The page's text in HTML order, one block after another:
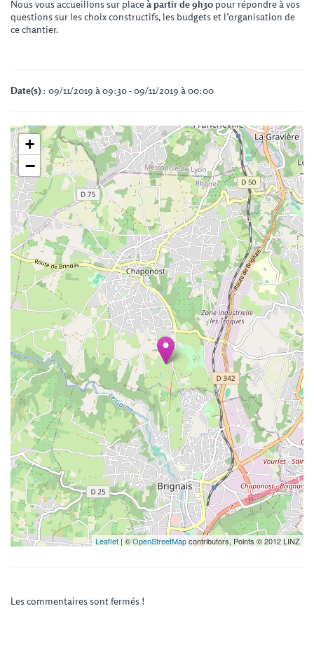
Nous vous accueillons sur placeà partir de 9h30pour répondre à vos
questions sur les choix constructifs, les budgets et l’organisation de
ce chantier.
Date(s): 09/11/2019 à 09:30 - 09/11/2019 à 00:00
+
−
Leaflet| ©OpenStreetMapcontributors, Points © 2012 LINZ
Les commentaires sont fermés !